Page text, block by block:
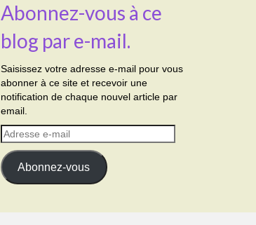
Abonnez-vous à ce
blog par e-mail.
Saisissez votre adresse e-mail pour vous
abonner à ce site et recevoir une
notification de chaque nouvel article par
email.
Adresse
e-
mail
Abonnez-vous